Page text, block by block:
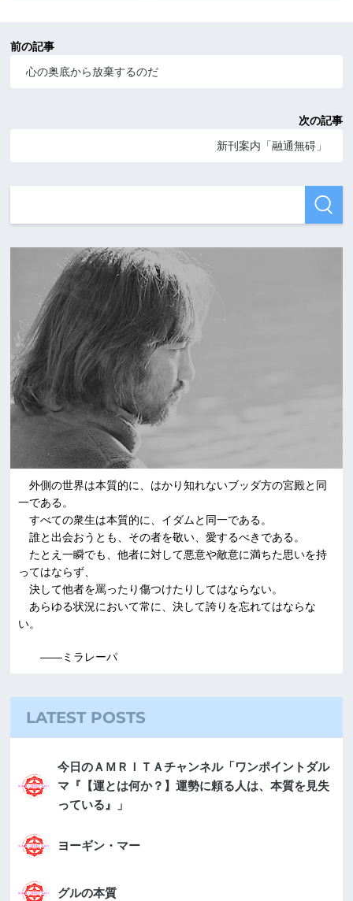
前の記事
心の奥底から放棄するのだ
次の記事
新刊案内「融通無碍」
外側の世界は本質的に、はかり知れないブッダ方の宮殿と同
一である。
すべての衆生は本質的に、イダムと同一である。
誰と出会おうとも、その者を敬い、愛するべきである。
たとえ一瞬でも、他者に対して悪意や敵意に満ちた思いを持
ってはならず、
決して他者を罵ったり傷つけたりしてはならない。
あらゆる状況において常に、決して誇りを忘れてはならな
い。
――ミラレーパ
LATEST POSTS
今日のＡＭＲＩＴＡチャンネル「ワンポイントダル
マ『【運とは何か？】運勢に頼る人は、本質を見失
っている』」
ヨーギン・マー
グルの本質